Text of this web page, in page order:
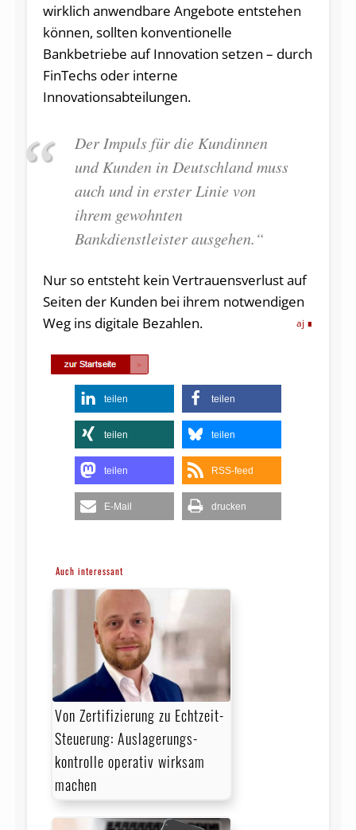
wirklich anwendbare Angebote entstehen
können, sollten konventionelle
Bankbetriebe auf Innovation setzen – durch
FinTechs oder interne
Innovationsabteilungen.
Der Impuls für die Kundinnen
und Kunden in Deutschland muss
auch und in erster Linie von
ihrem gewohnten
Bankdienstleister ausgehen.“
Nur so entsteht kein Vertrauensverlust auf
Seiten der Kunden bei ihrem notwendigen
Weg ins digitale Bezahlen.
aj
teilen teilen
teilen teilen
teilen RSS-feed
E-Mail drucken
Auch interessant
Von Zertifizierung zu Echtzeit-
Steuerung: Auslagerungs­
kontrolle operativ wirksam
machen